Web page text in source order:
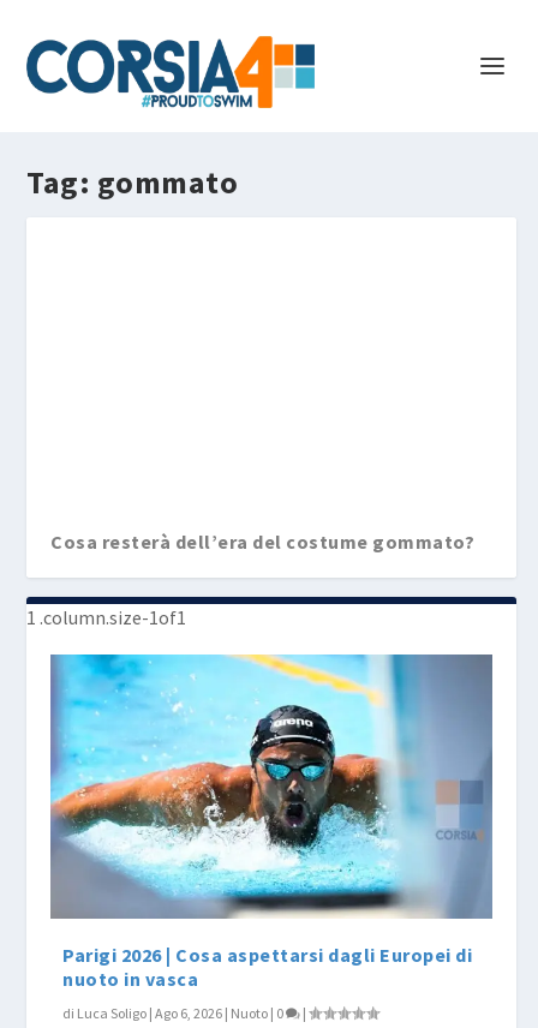
Tag: gommato
Cosa resterà dell’era del costume gommato?
Parigi 2026 | Cosa aspettarsi dagli Europei di
nuoto in vasca
di Luca Soligo |Ago 6, 2026 | Nuoto | 0 |